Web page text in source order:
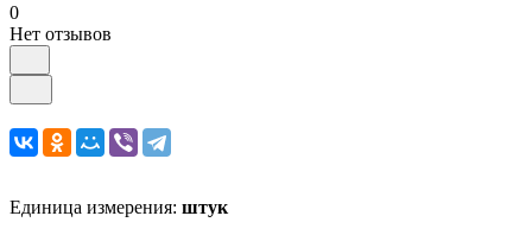
0
Нет отзывов
Единица измерения: штук